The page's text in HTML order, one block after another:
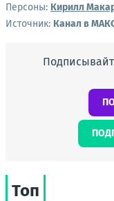
Персоны: Кирилл
Источник: Канал в
Топ